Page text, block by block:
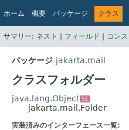
ホーム 概要 パッケージ クラス
サマリー: ネスト | フィールド | コン
パッケージ jakarta.mail
クラスフォルダー
java.lang.Object SE
jakarta.mail.Folder
実装済みのインターフェース一覧: